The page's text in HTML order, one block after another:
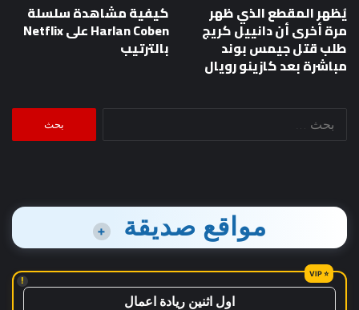
يُظهر المقطع الذي ظهر
مرة أخرى أن دانييل كريج
طلب قتل جيمس بوند
مباشرة بعد كازينو رويال
كيفية مشاهدة سلسلة
Harlan Coben على Netflix
بالترتيب
مواقع صديقة +
!
اول اثنين ريادة اعمال